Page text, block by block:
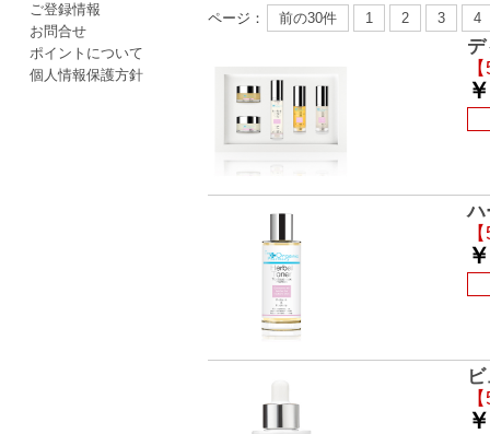
ページ：
前の30件 1 2 3 4
ハ
ご登録情報
お問合せ
ポイントについて
個人情報保護方針